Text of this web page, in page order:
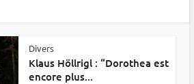
Divers
Klaus Höllrigl : “Dorothea est
encore plus...